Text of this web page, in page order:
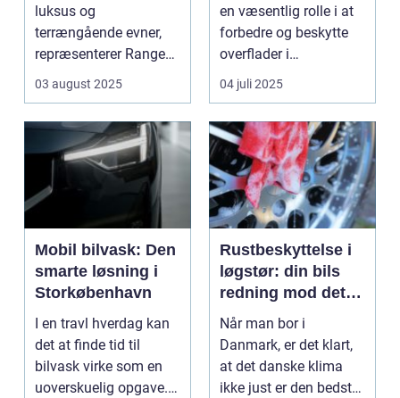
luksus og
terrængående evner,
repræsenterer Range
Rover n...
03 august 2025
en væsentlig rolle i at
forbedre og beskytte
overflader i
forskellige...
04 juli 2025
Mobil bilvask: Den
smarte løsning i
Storkøbenhavn
I en travl hverdag kan
det at finde tid til
bilvask virke som en
uoverskuelig opgave.
Rustbeskyttelse i
løgstør: din bils
redning mod det
danske klima
Når man bor i
Danmark, er det klart,
at det danske klima
ikke just er den bedste